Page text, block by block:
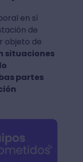
en sí
de
objeto de
situaciones
partes